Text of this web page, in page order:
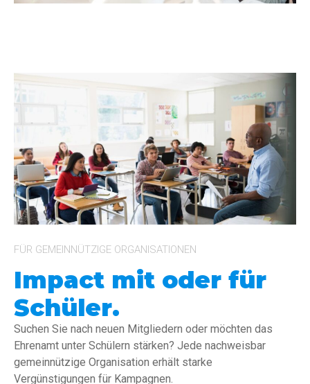
FÜR GEMEINNÜTZIGE ORGANISATIONEN
Impact mit oder für
Schüler.
Suchen Sie nach neuen Mitgliedern oder möchten das
Ehrenamt unter Schülern stärken? Jede nachweisbar
gemeinnützige Organisation erhält starke
Vergünstigungen für Kampagnen.